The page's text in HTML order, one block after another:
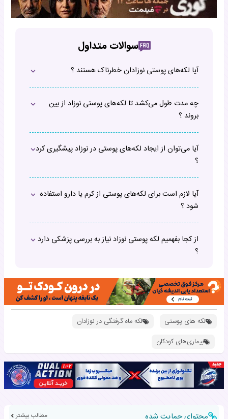
سوالات متداول
آیا لکه‌های پوستی نوزادان خطرناک هستند ؟
چه مدت طول می‌کشد تا لکه‌های پوستی نوزاد از بین
بروند ؟
آیا می‌توان از ایجاد لکه‌های پوستی در نوزاد پیشگیری کرد
؟
آیا لازم است برای لکه‌های پوستی از کرم یا دارو استفاده
شود ؟
از کجا بفهمیم لکه پوستی نوزاد نیاز به بررسی پزشکی دارد
؟
لکه های پوستی
لکه ماه گرفتگی در نوزادان
بیماری‌های کودکان
مطالب بیشتر